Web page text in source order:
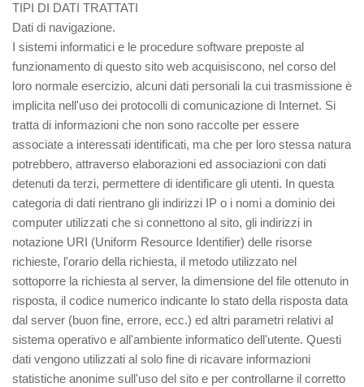
TIPI DI DATI TRATTATI
Dati di navigazione.
I sistemi informatici e le procedure software preposte al
funzionamento di questo sito web acquisiscono, nel corso del
loro normale esercizio, alcuni dati personali la cui trasmissione è
implicita nell'uso dei protocolli di comunicazione di Internet. Si
tratta di informazioni che non sono raccolte per essere
associate a interessati identificati, ma che per loro stessa natura
potrebbero, attraverso elaborazioni ed associazioni con dati
detenuti da terzi, permettere di identificare gli utenti. In questa
categoria di dati rientrano gli indirizzi IP o i nomi a dominio dei
computer utilizzati che si connettono al sito, gli indirizzi in
notazione URI (Uniform Resource Identifier) delle risorse
richieste, l'orario della richiesta, il metodo utilizzato nel
sottoporre la richiesta al server, la dimensione del file ottenuto in
risposta, il codice numerico indicante lo stato della risposta data
dal server (buon fine, errore, ecc.) ed altri parametri relativi al
sistema operativo e all'ambiente informatico dell'utente. Questi
dati vengono utilizzati al solo fine di ricavare informazioni
statistiche anonime sull'uso del sito e per controllarne il corretto